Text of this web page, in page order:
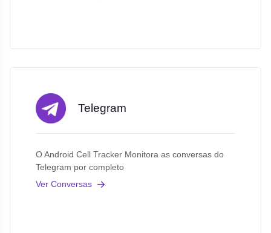
Telegram
O Android Cell Tracker Monitora as conversas do
Telegram por completo
Ver Conversas